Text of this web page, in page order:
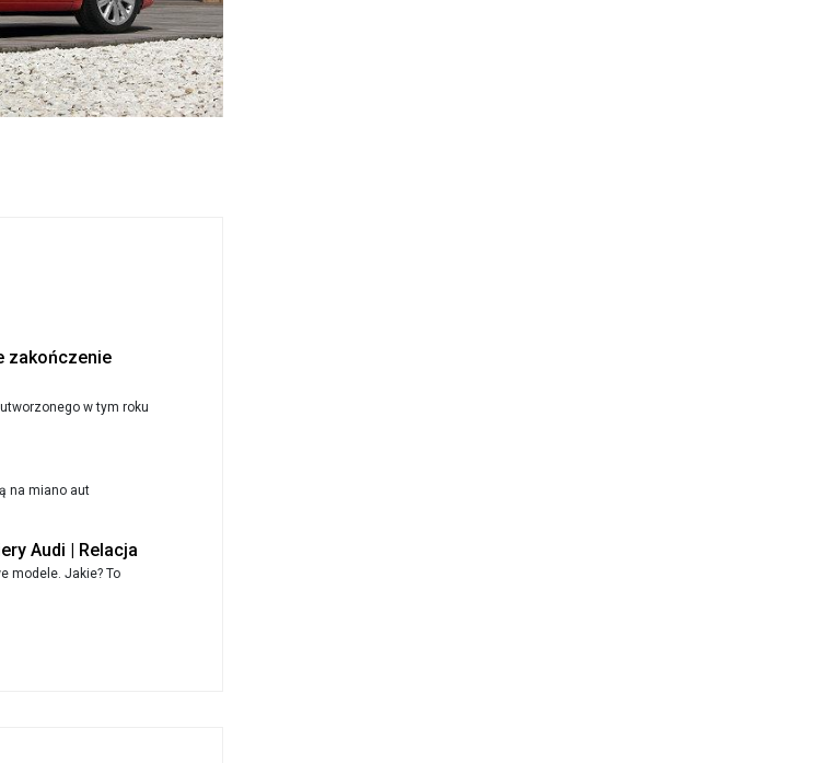
zakończenie
w tym roku
na miano aut
Audi | Relacja
modele. Jakie? To